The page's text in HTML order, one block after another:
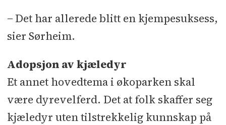
− Det har allerede blitt en kjempesuksess,
sier Sørheim.
Adopsjon av kjæledyr
Et annet hovedtema i økoparken skal
være dyrevelferd. Det at folk skaffer seg
kjæledyr uten tilstrekkelig kunnskap på